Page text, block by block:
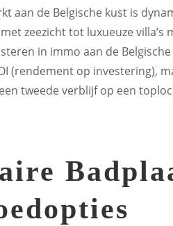
aan de Belgische kust is
zeezicht tot luxueuze villa’s
in immo aan de
(rendement op investering),
tweede verblijf op een